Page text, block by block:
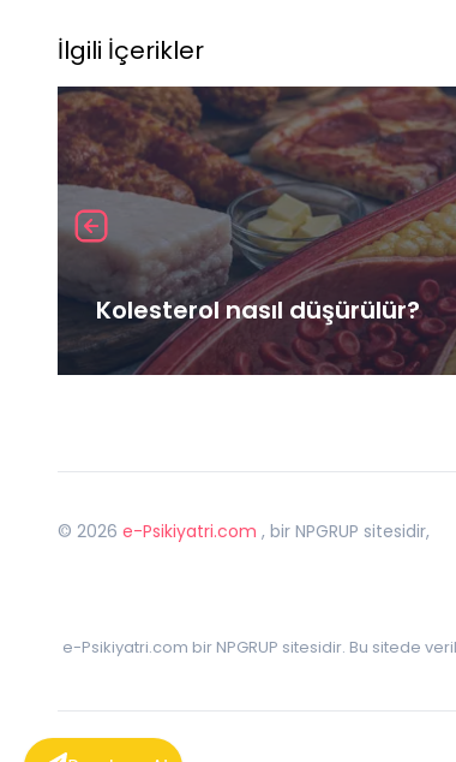
İlgili İçerikler
Kolesterol nasıl düşürülür?
© 2026 e-Psikiyatri.com , bir NPGRUP sitesidir,
e-Psikiyatri.com bir NPGRUP sitesidir. Bu sitede